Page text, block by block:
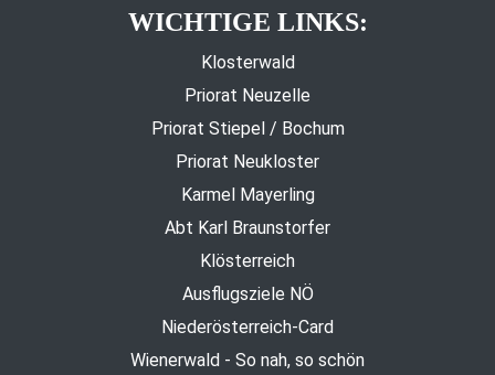
WICHTIGE LINKS:
Klosterwald
Priorat Neuzelle
Priorat Stiepel / Bochum
Priorat Neukloster
Karmel Mayerling
Abt Karl Braunstorfer
Klösterreich
Ausflugsziele NÖ
Niederösterreich-Card
Wienerwald - So nah, so schön